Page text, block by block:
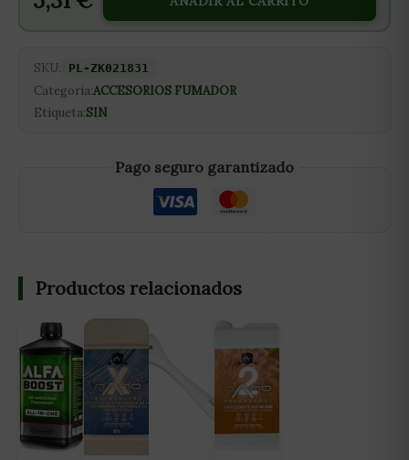
SKU: PL-ZK021831
Categoría:ACCESORIOS FUMADOR
Etiqueta:SIN
Pago seguro garantizado
Productos relacionados